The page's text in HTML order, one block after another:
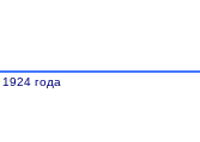
года